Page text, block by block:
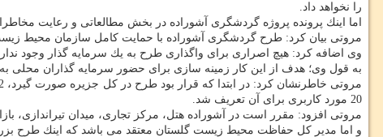
را نخواهد داد.
اما اینك پرونده پروژه گردشگری آشوراده در بخش مطالعاتی و رعایت
مروتی بیان كرد: طرح گردشگری آشوراده با حمایت كامل سازمان محیط
وی اضافه كرد: هیچ اصراری برای واگذاری طرح به یك سرمایه گذار وجود
به قول وی؛ هدف از این كار زمینه سازی برای حضور سرمایه گذاران محلی
20 مورد كاربری برای آن تعریف شد.
مروتی افزود: مقرر است در آشوراده هتل، مركز تجاری، میدان تیراندازی،
و اما مدیر كل حفاظت محیط زیست گلستان معتقد می باشد كه اینك طرح